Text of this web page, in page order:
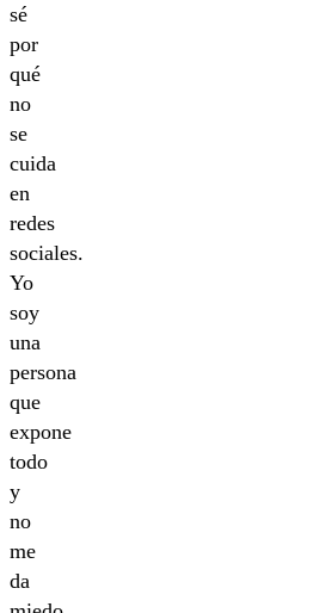
sé
por
qué
no
se
cuida
en
redes
sociales.
Yo
soy
una
persona
que
expone
todo
y
no
me
da